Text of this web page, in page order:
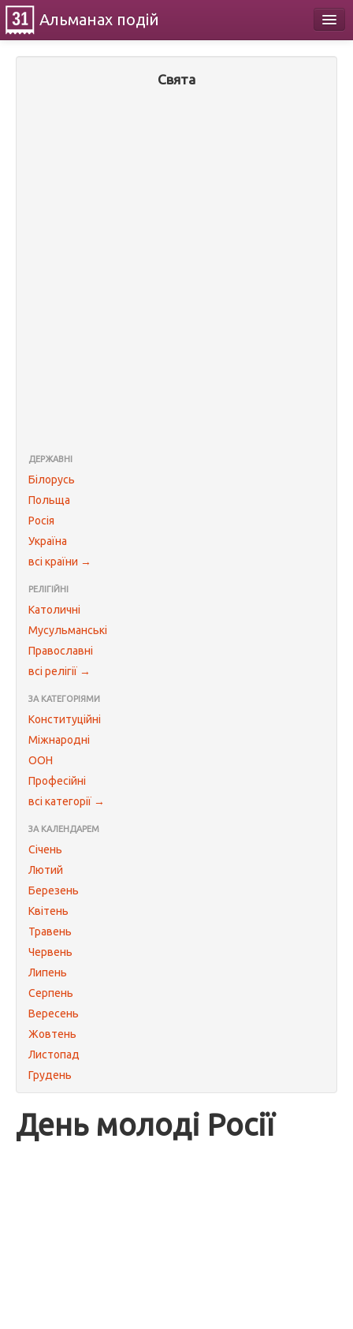
Альманах подій
Свята
ДЕРЖАВНІ
Білорусь
Польща
Росія
Україна
всі країни →
РЕЛІГІЙНІ
Католичні
Мусульманські
Православні
всі релігії →
ЗА КАТЕГОРІЯМИ
Конституційні
Міжнародні
ООН
Професійні
всі категорії →
ЗА КАЛЕНДАРЕМ
Січень
Лютий
Березень
Квітень
Травень
Червень
Липень
Серпень
Вересень
Жовтень
Листопад
Грудень
День молоді Росії